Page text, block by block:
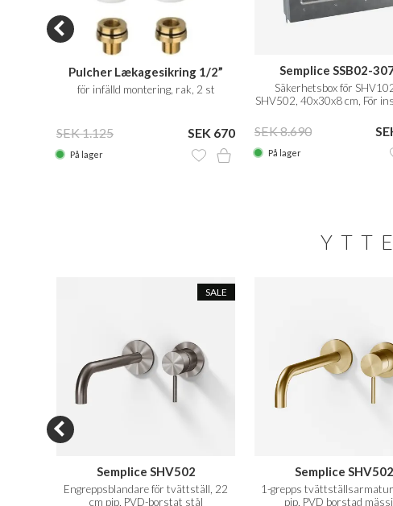
Pulcher Lækagesikring 1/2”
för infälld montering, rak, 2 st
SEK 1.125 SEK 670
På lager
Semplice SSB02-
Säkerhetsbox för
SHV502, 40x30x8 cm, För
SEK 8.690
På lager
SALE
Semplice SHV502
Engreppsblandare för tvättställ, 22
cm pip, PVD-borstat stål
Semplice SHV502
1-grepps
pip, PVD borstad